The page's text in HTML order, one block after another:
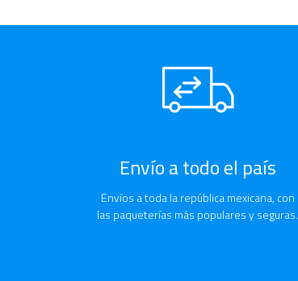
Envío a todo el país
Envíos a toda la república mexicana, con
las paqueterías más populares y seguras.